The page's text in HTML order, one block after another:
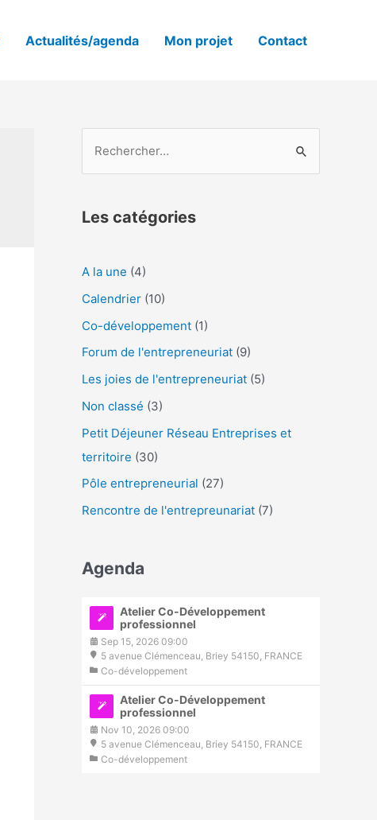
Actualités/agenda Mon projet Contact
Les catégories
A la une (4)
Calendrier (10)
Co-développement (1)
Forum de l'entrepreneuriat (9)
Les joies de l'entrepreneuriat (5)
Non classé (3)
Petit Déjeuner Réseau Entreprises et
territoire (30)
Pôle entrepreneurial (27)
Rencontre de l'entrepreunariat (7)
Agenda
Atelier Co-Développement
professionnel
Sep 15, 2026 09:00
5 avenue Clémenceau, Briey 54150, FRANCE
Co-développement
Atelier Co-Développement
professionnel
Nov 10, 2026 09:00
5 avenue Clémenceau, Briey 54150, FRANCE
Co-développement